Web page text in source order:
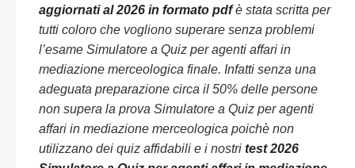
aggiornati al 2026 in formato pdfè stata scritta per
tutti coloro che vogliono superare senza problemi
l’esame Simulatore a Quiz per agenti affari in
mediazione merceologica finale. Infatti senza una
adeguata preparazione circa il 50% delle persone
non supera la prova Simulatore a Quiz per agenti
affari in mediazione merceologica poichè non
utilizzano dei quiz affidabili e i nostri test 2026